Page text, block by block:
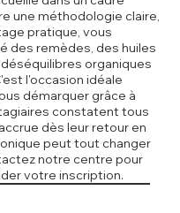
une méthodologie claire,
pratique, vous
des remèdes, des huiles
organiques
l'occasion idéale
démarquer grâce à
constatent tous
dès leur retour en
peut tout changer
notre centre pour
votre inscription.